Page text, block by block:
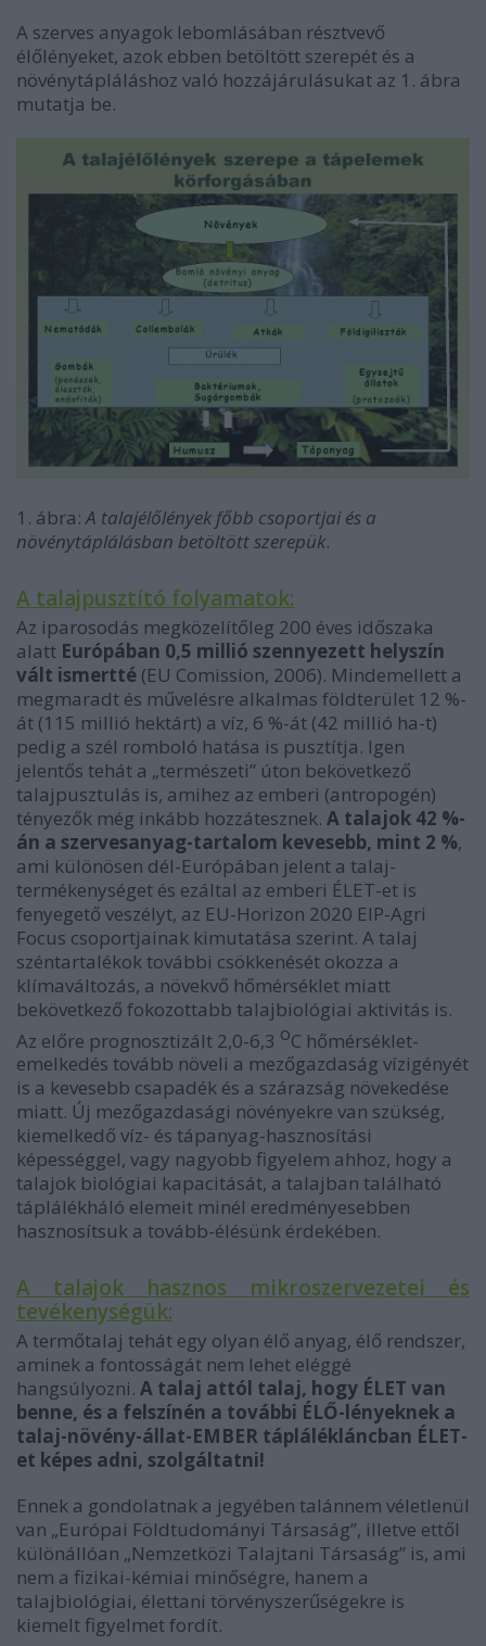
A szerves anyagok lebomlásában résztvevő
élőlényeket, azok ebben betöltött szerepét és a
növénytápláláshoz való hozzájárulásukat az 1. ábra
mutatja be.
1. ábra: A talajélőlények főbb csoportjai és a
növénytáplálásban betöltött szerepük.
A talajpusztító folyamatok:
Az iparosodás megközelítőleg 200 éves időszaka
alatt Európában 0,5 millió szennyezett helyszín
vált ismertté (EU Comission, 2006). Mindemellett a
megmaradt és művelésre alkalmas földterület 12 %-
át (115 millió hektárt) a víz, 6 %-át (42 millió ha-t)
pedig a szél romboló hatása is pusztítja. Igen
jelentős tehát a „természeti” úton bekövetkező
talajpusztulás is, amihez az emberi (antropogén)
tényezők még inkább hozzátesznek. A talajok 42 %-
án a szervesanyag-tartalom kevesebb, mint 2 %,
ami különösen dél-Európában jelent a talaj-
termékenységet és ezáltal az emberi ÉLET-et is
fenyegető veszélyt, az EU-Horizon 2020 EIP-Agri
Focus csoportjainak kimutatása szerint. A talaj
széntartalékok további csökkenését okozza a
klímaváltozás, a növekvő hőmérséklet miatt
bekövetkező fokozottabb talajbiológiai aktivitás is.
Az előre prognosztizált 2,0-6,3 oC hőmérséklet-
emelkedés tovább növeli a mezőgazdaság vízigényét
is a kevesebb csapadék és a szárazság növekedése
miatt. Új mezőgazdasági növényekre van szükség,
kiemelkedő víz- és tápanyag-hasznosítási
képességgel, vagy nagyobb figyelem ahhoz, hogy a
talajok biológiai kapacitását, a talajban található
táplálékháló elemeit minél eredményesebben
hasznosítsuk a tovább-élésünk érdekében.
A talajok hasznos mikroszervezetei és
tevékenységük:
A termőtalaj tehát egy olyan élő anyag, élő rendszer,
aminek a fontosságát nem lehet eléggé
hangsúlyozni. A talaj attól talaj, hogy ÉLET van
benne, és a felszínén a további ÉLŐ-lényeknek a
talaj-növény-állat-EMBER táplálékláncban ÉLET-
et képes adni, szolgáltatni!
Ennek a gondolatnak a jegyében talánnem véletlenül
van „Európai Földtudományi Társaság”, illetve ettől
különállóan „Nemzetközi Talajtani Társaság” is, ami
nem a fizikai-kémiai minőségre, hanem a
talajbiológiai, élettani törvényszerűségekre is
kiemelt figyelmet fordít.